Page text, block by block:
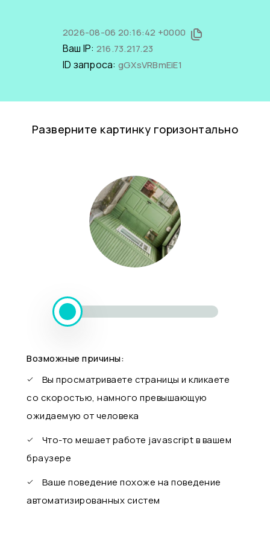
2026-08-06 20:16:42 +0000
Ваш IP: 216.73.217.23
ID запроса: gGXsVRBmEiE1
Разверните картинку горизонтально
Возможные причины:
Вы просматриваете страницы и кликаете
со скоростью, намного превышающую
ожидаемую от человека
Что-то мешает работе javascript в вашем
браузере
Ваше поведение похоже на поведение
автоматизированных систем